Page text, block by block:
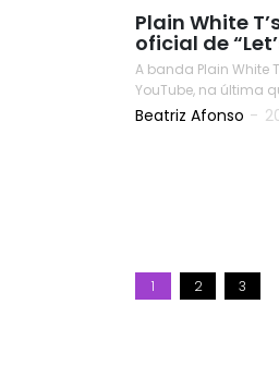
Plain White
oficial de
A banda Plain White
YouTube, na última
Beatriz Afonso -
1 2 3